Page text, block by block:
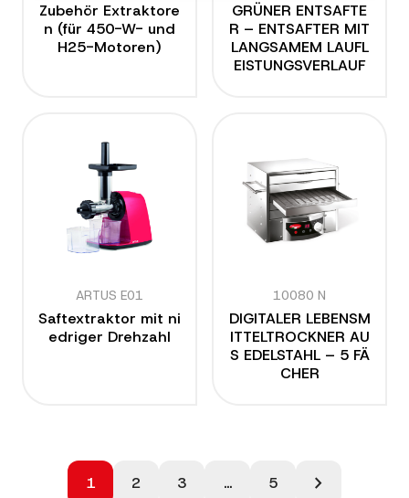
Zubehör Extraktore
n (für 450-W- und
H25-Motoren)
GRÜNER ENTSAFTE
R – ENTSAFTER MIT
LANGSAMEM LAUFL
EISTUNGSVERLAUF
ARTUS E01
Saftextraktor mit ni
edriger Drehzahl
10080 N
DIGITALER LEBENSM
ITTELTROCKNER AU
S EDELSTAHL – 5 FÄ
CHER
Seitennummerierung
1 2 3 … 5 chevron_right